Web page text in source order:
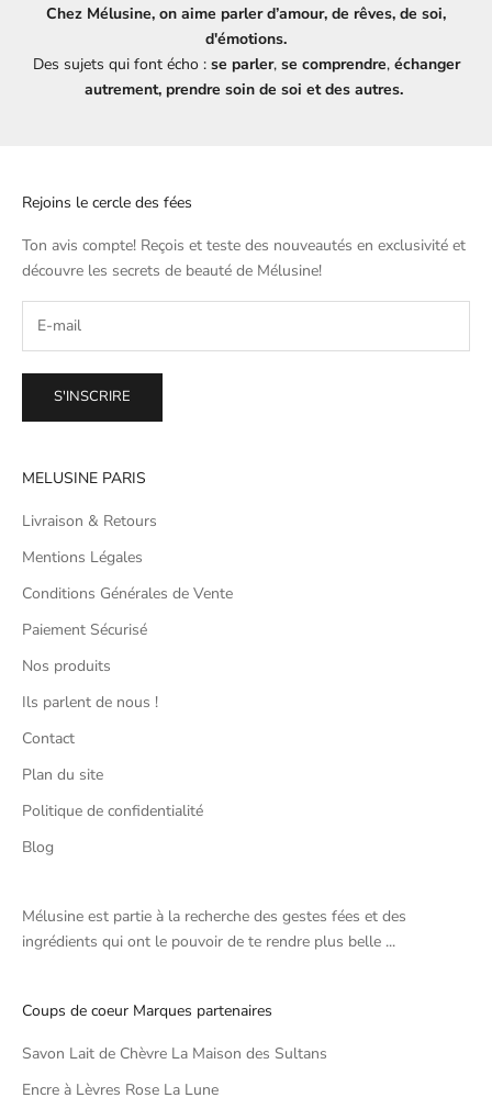
Chez Mélusine, on aime parler d’amour, de rêves, de soi,
d'émotions.
Des sujets qui font écho : se parler, se comprendre, échanger
autrement, prendre soin de soi et des autres.
Rejoins le cercle des fées
Ton avis compte! Reçois et teste des nouveautés en exclusivité et
découvre les secrets de beauté de Mélusine!
S'INSCRIRE
MELUSINE PARIS
Livraison & Retours
Mentions Légales
Conditions Générales de Vente
Paiement Sécurisé
Nos produits
Ils parlent de nous !
Contact
Plan du site
Politique de confidentialité
Blog
Mélusine est partie à la recherche des gestes fées et des
ingrédients qui ont le pouvoir de te rendre plus belle ...
Coups de coeur Marques partenaires
Savon Lait de Chèvre La Maison des Sultans
Encre à Lèvres Rose La Lune